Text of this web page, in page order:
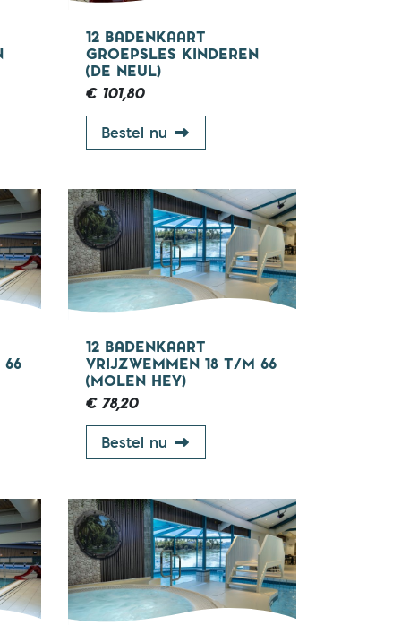
groepsles kinderen (De Beemd)
12 BADENKAART
GROEPSLES KINDEREN
(DE NEUL)
€ 101,80
Bestel nu 12 badenkaart groepsles
jaar
66
vrijzwemmen 18 t/m 66 (De Neul)
18 - 67 jaar
12 BADENKAART
VRIJZWEMMEN 18 T/M 66
(MOLEN HEY)
€ 78,20
Bestel nu 12 badenkaart vrijzwemmen
jaar 67+ jaar